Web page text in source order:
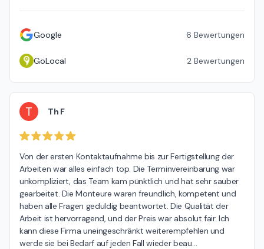
Google 6 Bewertungen
GoLocal 2 Bewertungen
T Th F
Von der ersten Kontaktaufnahme bis zur Fertigstellung der
Arbeiten war alles einfach top. Die Terminvereinbarung war
unkompliziert, das Team kam pünktlich und hat sehr sauber
gearbeitet. Die Monteure waren freundlich, kompetent und
haben alle Fragen geduldig beantwortet. Die Qualität der
Arbeit ist hervorragend, und der Preis war absolut fair. Ich
kann diese Firma uneingeschränkt weiterempfehlen und
werde sie bei Bedarf auf jeden Fall wieder beau